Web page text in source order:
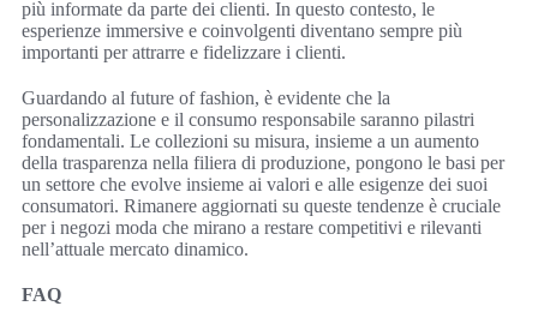
più informate da parte dei clienti. In questo contesto, le
esperienze immersive e coinvolgenti diventano sempre più
importanti per attrarre e fidelizzare i clienti.
Guardando al future of fashion, è evidente che la
personalizzazione e il consumo responsabile saranno pilastri
fondamentali. Le collezioni su misura, insieme a un aumento
della trasparenza nella filiera di produzione, pongono le basi per
un settore che evolve insieme ai valori e alle esigenze dei suoi
consumatori. Rimanere aggiornati su queste tendenze è cruciale
per i negozi moda che mirano a restare competitivi e rilevanti
nell’attuale mercato dinamico.
FAQ